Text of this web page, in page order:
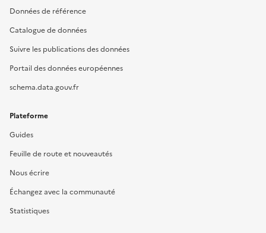
Données de référence
Catalogue de données
Suivre les publications des données
Portail des données européennes
schema.data.gouv.fr
Plateforme
Guides
Feuille de route et nouveautés
Nous écrire
Échangez avec la communauté
Statistiques